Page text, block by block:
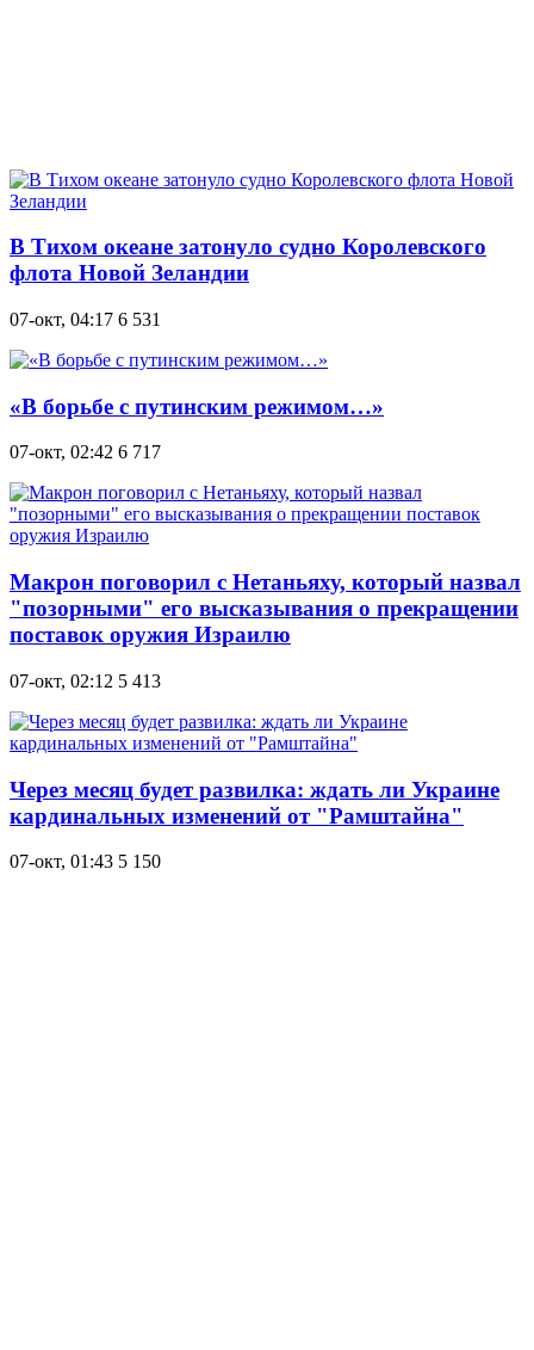
В Тихом океане затонуло судно Королевского
флота Новой Зеландии
07-окт, 04:17 6 531
«В борьбе с путинским режимом…»
07-окт, 02:42 6 717
Макрон поговорил с Нетаньяху, который назвал
"позорными" его высказывания о прекращении
поставок оружия Израилю
07-окт, 02:12 5 413
Через месяц будет развилка: ждать ли Украине
кардинальных изменений от "Рамштайна"
07-окт, 01:43 5 150